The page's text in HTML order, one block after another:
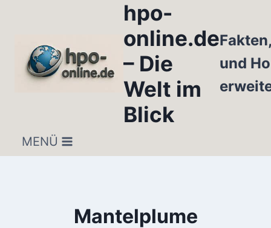
hpo-
online.de
– Die
Welt im
Blick
und
MENÜ
Mantelplume